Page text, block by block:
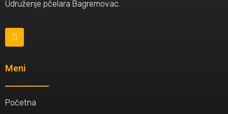
Udruženje pčelara Bagremovac.
Meni
Početna